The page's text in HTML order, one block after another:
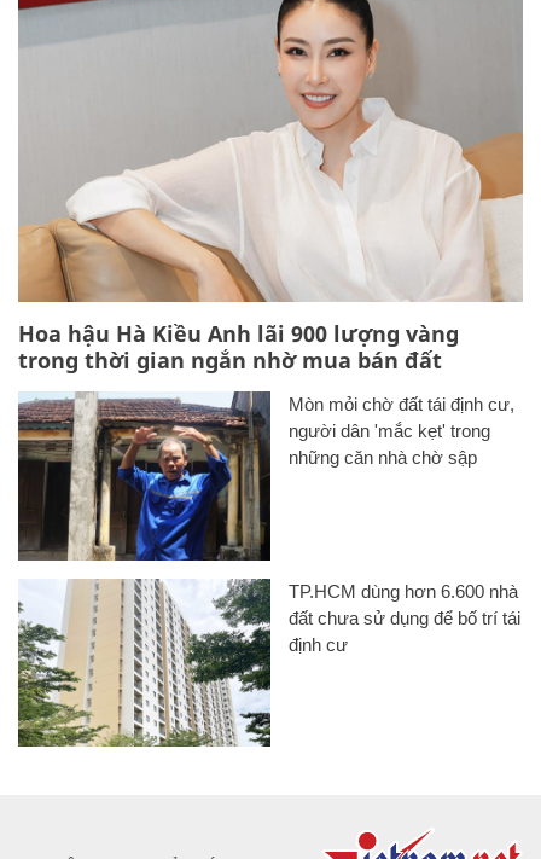
Hoa hậu Hà Kiều Anh lãi 900 lượng vàng
trong thời gian ngắn nhờ mua bán đất
Mòn mỏi chờ đất tái định cư,
người dân 'mắc kẹt' trong
những căn nhà chờ sập
TP.HCM dùng hơn 6.600 nhà
đất chưa sử dụng để bố trí tái
định cư